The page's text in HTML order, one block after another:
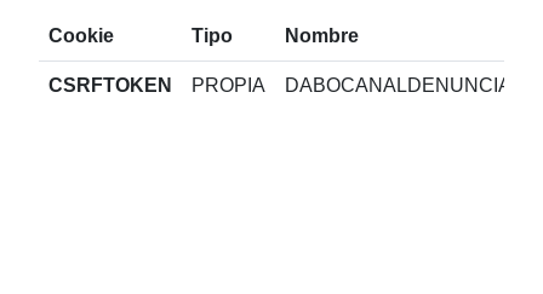
Cookie Tipo Nombre
CSRFTOKEN PROPIA